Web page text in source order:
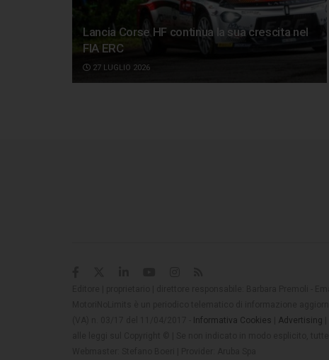
Lancia Corse HF continua la sua crescita nel
FIA ERC
27 LUGLIO 2026
Informativa Cookies Advertising